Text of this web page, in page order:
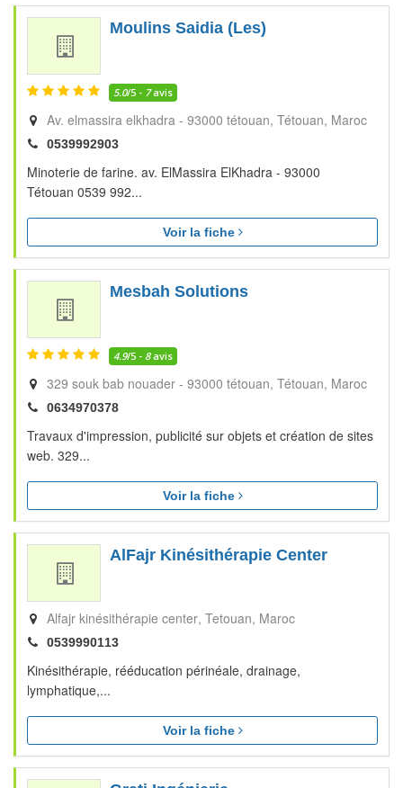
Moulins Saidia (Les)
5.0/5 - 7avis
Av. elmassira elkhadra - 93000 tétouan Tétouan Maroc
0539992903
Minoterie de farine. av. ElMassira ElKhadra - 93000
Tétouan 0539 992...
Voir la fiche
Mesbah Solutions
4.9/5 - 8avis
329 souk bab nouader - 93000 tétouan Tétouan Maroc
0634970378
Travaux d'impression, publicité sur objets et création de sites
web. 329...
Voir la fiche
AlFajr Kinésithérapie Center
Alfajr kinésithérapie center Tetouan Maroc
0539990113
Kinésithérapie, rééducation périnéale, drainage,
lymphatique,...
Voir la fiche